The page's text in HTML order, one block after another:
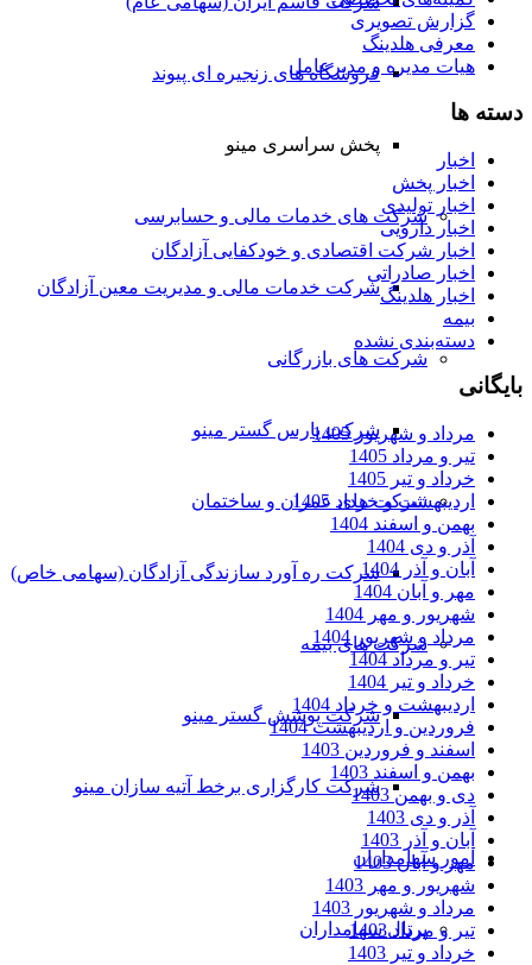
فروشگاه های زنجیره ای پیوند
پخش سراسری مینو
شرکت های خدمات مالی و حسابرسی
شرکت خدمات مالی و مدیریت معین آزادگان
شرکت های بازرگانی
شرکت پارس گستر مینو
شرکت های عمران و ساختمان
شرکت ره آورد سازندگی آزادگان (سهامی خاص)
شرکت های بیمه
شرکت پوشش گستر مینو
شرکت کارگزاری برخط آتیه سازان مینو
امور سهامداران
پرتال سهامداران
گزارش تصویری
معرفی هلدینگ
هیات مدیره و مدیرعامل
دسته ها
اخبار
اخبار پخش
اخبار تولیدی
اخبار دارویی
اخبار شرکت اقتصادی و خودکفایی آزادگان
اخبار صادراتی
اخبار هلدینگ
بیمه
دسته‌بندی نشده
بایگانی
مرداد و شهریور 1405
تیر و مرداد 1405
خرداد و تیر 1405
اردیبهشت و خرداد 1405
بهمن و اسفند 1404
آذر و دی 1404
آبان و آذر 1404
مهر و آبان 1404
شهریور و مهر 1404
مرداد و شهریور 1404
تیر و مرداد 1404
خرداد و تیر 1404
اردیبهشت و خرداد 1404
فروردین و اردیبهشت 1404
اسفند و فروردین 1403
بهمن و اسفند 1403
دی و بهمن 1403
آذر و دی 1403
آبان و آذر 1403
مهر و آبان 1403
شهریور و مهر 1403
مرداد و شهریور 1403
تیر و مرداد 1403
خرداد و تیر 1403